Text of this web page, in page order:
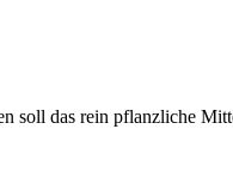
soll das rein pflanzliche